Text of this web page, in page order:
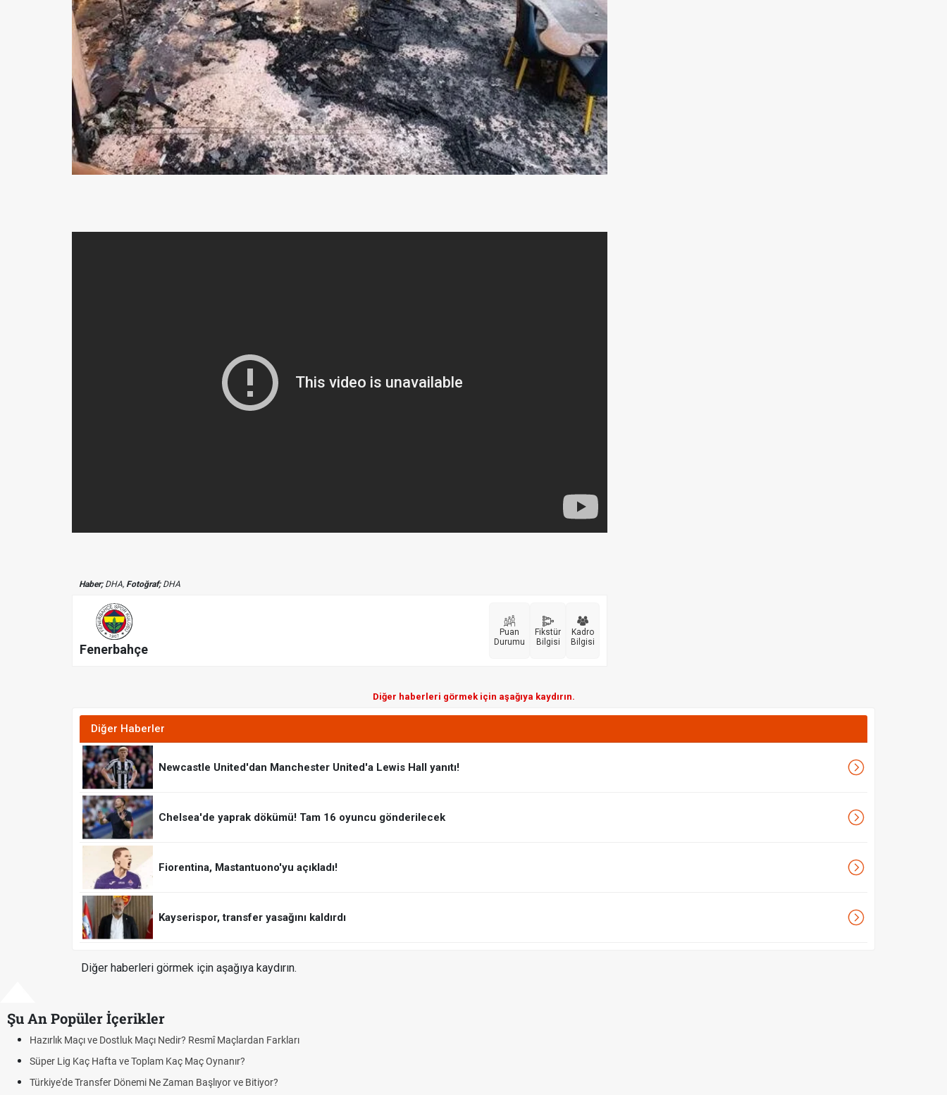
Haber;DHA, Fotoğraf;DHA
Fenerbahçe
Puan
Durumu
Fikstür
Bilgisi
Kadro
Bilgisi
Diğer haberleri görmek için aşağıya kaydırın.
Diğer Haberler
Newcastle United'dan Manchester United'a Lewis Hall yanıtı!
Chelsea'de yaprak dökümü! Tam 16 oyuncu gönderilecek
Fiorentina, Mastantuono'yu açıkladı!
Kayserispor, transfer yasağını kaldırdı
Diğer haberleri görmek için aşağıya kaydırın.
Şu An Popüler İçerikler
Puan Durumunda AG, OM ve Diğer Kısaltmalar Ne Anlama Gelir?
Skor Ne Demek? Sporda Skor ve Sonuç Kavramları
Futbol Nasıl Oynanır? Temel Futbol Kuralları